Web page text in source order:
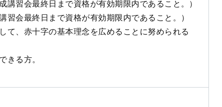
習会最終日まで資格が有効期限内であること。）
会最終日まで資格が有効期限内であること。）
、赤十字の基本理念を広めることに努められる
る方。